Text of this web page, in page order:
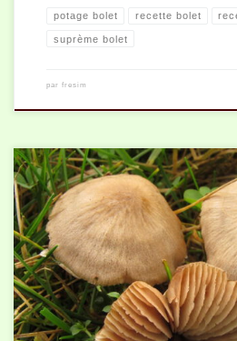
potage bolet recette bolet
suprème bolet
par fresim
Pour quatre personnes 4 paupiettes 200
50g. secs 1 oignon 1/2 bouillon de
20 […]